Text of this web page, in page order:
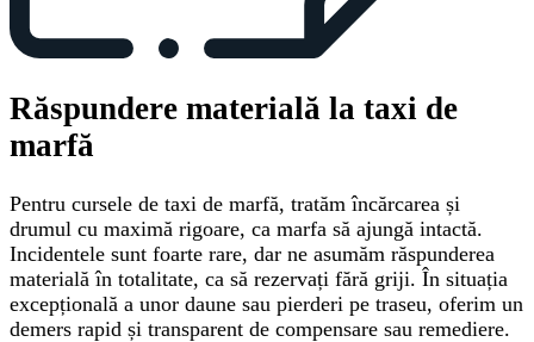
Răspundere materială la taxi de
marfă
Pentru cursele de taxi de marfă, tratăm încărcarea și
drumul cu maximă rigoare, ca marfa să ajungă intactă.
Incidentele sunt foarte rare, dar ne asumăm răspunderea
materială în totalitate, ca să rezervați fără griji. În situația
excepțională a unor daune sau pierderi pe traseu, oferim un
demers rapid și transparent de compensare sau remediere.